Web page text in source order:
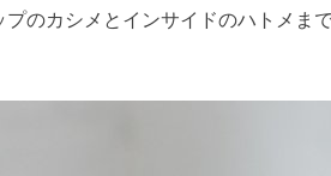
プのカシメとインサイドのハトメま